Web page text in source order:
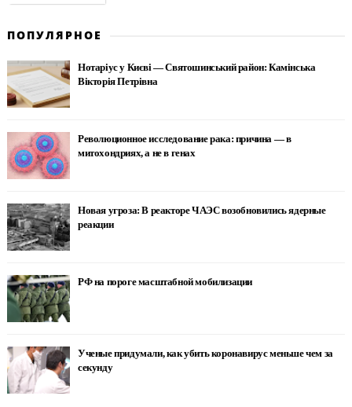
ПОПУЛЯРНОЕ
Нотаріус у Києві — Святошинський район: Камінська
Вікторія Петрівна
Революционное исследование рака: причина — в
митохондриях, а не в генах
Новая угроза: В реакторе ЧАЭС возобновились ядерные
реакции
РФ на пороге масштабной мобилизации
Ученые придумали, как убить коронавирус меньше чем за
секунду